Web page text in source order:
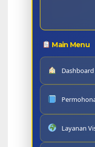
Main Menu
Dashboard
Layanan